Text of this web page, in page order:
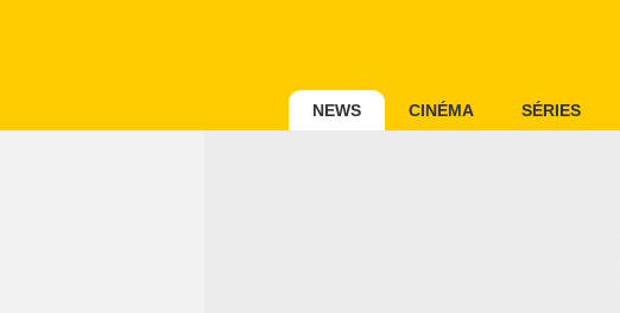
NEWS CINÉMA SÉRIES